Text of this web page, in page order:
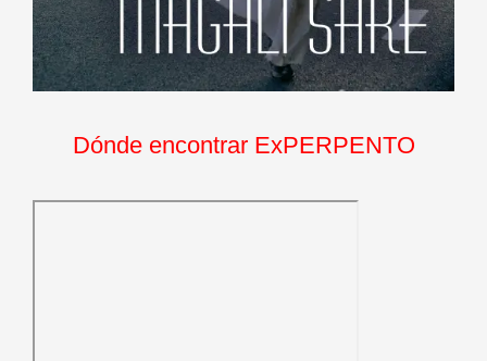
Dónde encontrar ExPERPENTO